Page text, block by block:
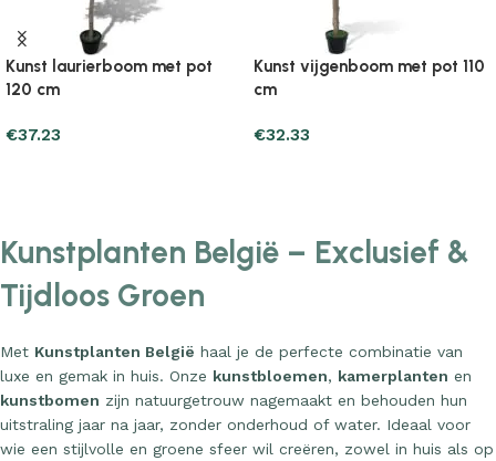
Kunst laurierboom met pot
120 cm
€37.23
Kunst vijgenboom met pot 110
cm
€32.33
Kunstplanten België – Exclusief &
Tijdloos Groen
Met Kunstplanten België haal je de perfecte combinatie van
luxe en gemak in huis. Onze kunstbloemen, kamerplanten en
kunstbomen zijn natuurgetrouw nagemaakt en behouden hun
uitstraling jaar na jaar, zonder onderhoud of water. Ideaal voor
wie een stijlvolle en groene sfeer wil creëren, zowel in huis als op